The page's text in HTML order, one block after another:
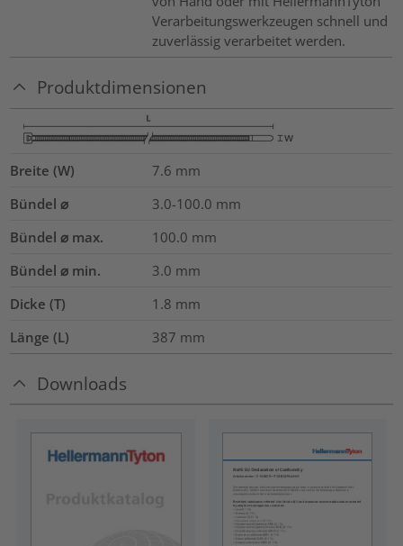
Verarbeitungswerkzeugen schnell und
zuverlässig verarbeitet werden.
Produktdimensionen
Breite (W) 7.6 mm
Bündel ⌀
3.0-100.0 mm
Bündel ⌀ max.
100.0 mm
Bündel ⌀ min.
3.0 mm
Dicke (T)
1.8 mm
Länge (L)
387 mm
Downloads